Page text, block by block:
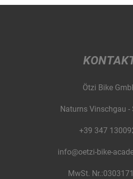
Ötzi Bike
Naturns Vinschgau -
+39 347
info@oetzi-bike-
MwSt.